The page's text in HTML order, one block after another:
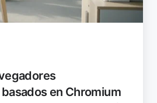
en Chromium